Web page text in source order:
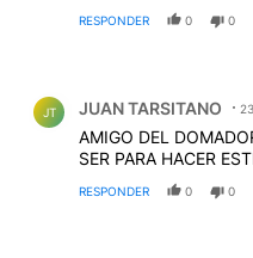
RESPONDER 0 0
JT JUAN TARSITANO
AMIGO DEL
SER PARA HACER
RESPONDER 0 0